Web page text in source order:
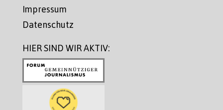
Impressum
Datenschutz
HIER SIND WIR AKTIV: